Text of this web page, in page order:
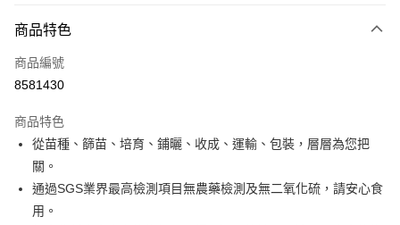
信用卡一次付款
超商取貨付款
Apple Pay
街口支付
悠遊付
商品特色
商品編號
8581430
商品特色
從苗種、篩苗、培育、鋪曬、收成、運輸、包裝，層層為您把
關。
通過SGS業界最高檢測項目無農藥檢測及無二氧化硫，請安心食
用。